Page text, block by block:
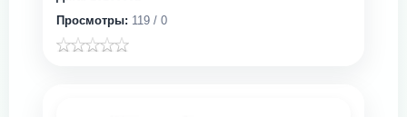
Просмотры: 119 / 0